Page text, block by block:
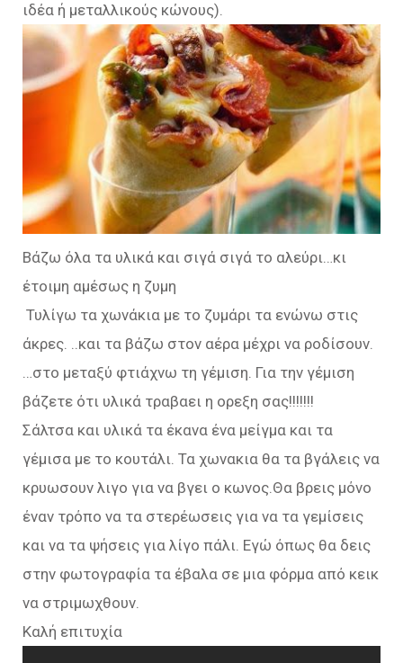
ιδέα ή μεταλλικούς κώνους).
Βάζω όλα τα υλικά και σιγά σιγά το αλεύρι…κι
έτοιμη αμέσως η ζυμη
Τυλίγω τα χωνάκια με το ζυμάρι τα ενώνω στις
άκρες. ..και τα βάζω στον αέρα μέχρι να ροδίσουν.
…στο μεταξύ φτιάχνω τη γέμιση. Για την γέμιση
βάζετε ότι υλικά τραβαει η ορεξη σας!!!!!!!
Σάλτσα και υλικά τα έκανα ένα μείγμα και τα
γέμισα με το κουτάλι. Τα χωνακια θα τα βγάλεις να
κρυωσουν λιγο για να βγει ο κωνος.Θα βρεις μόνο
έναν τρόπο να τα στερέωσεις για να τα γεμίσεις
και να τα ψήσεις για λίγο πάλι. Εγώ όπως θα δεις
στην φωτογραφία τα έβαλα σε μια φόρμα από κεικ
να στριμωχθουν.
Καλή επιτυχία